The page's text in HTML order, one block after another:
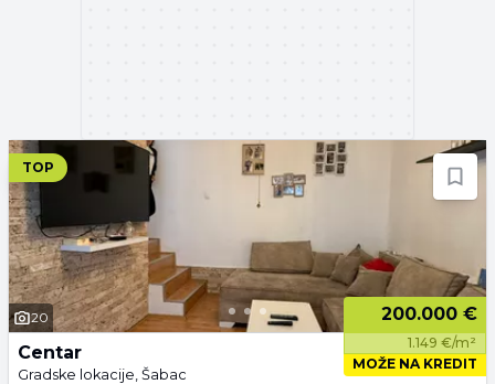
TOP
20 200.000 €
1.149 €/m²
MOŽE NA KREDIT
Centar
Gradske lokacije, Šabac